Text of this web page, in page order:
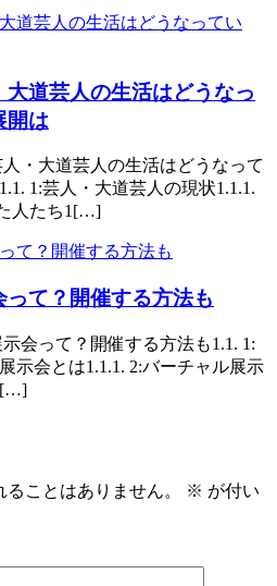
大道芸人の生活はどうなっ
開は
・大道芸人の生活はどうなって
1:芸人・大道芸人の現状1.1.1.
人たち1[…]
て？開催する方法も
会って？開催する方法も1.1. 1:
示会とは1.1.1. 2:バーチャル展示
ことはありません。 ※ が付い